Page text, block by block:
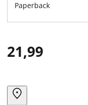
Paperback
21,99